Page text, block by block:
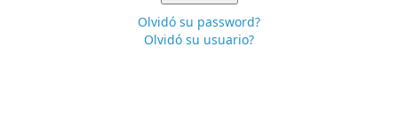
Olvidó su password?
Olvidó su usuario?